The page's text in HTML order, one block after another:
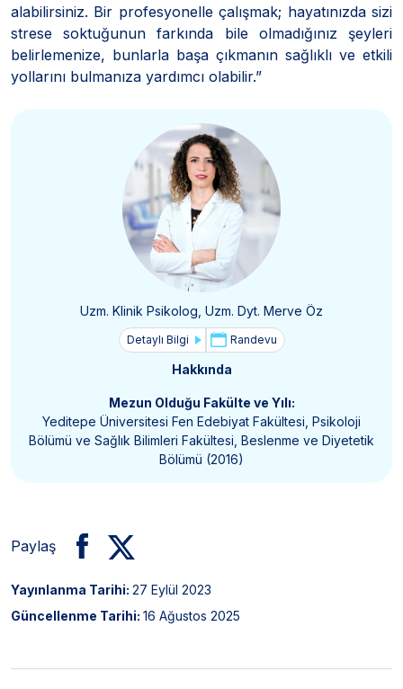
alabilirsiniz. Bir profesyonelle çalışmak; hayatınızda sizi
strese soktuğunun farkında bile olmadığınız şeyleri
belirlemenize, bunlarla başa çıkmanın sağlıklı ve etkili
yollarını bulmanıza yardımcı olabilir.”
Uzm. Klinik Psikolog, Uzm. Dyt. Merve Öz
Detaylı Bilgi Randevu
Hakkında
Mezun Olduğu Fakülte ve Yılı:
Yeditepe Üniversitesi Fen Edebiyat Fakültesi, Psikoloji
Bölümü ve Sağlık Bilimleri Fakültesi, Beslenme ve Diyetetik
Bölümü (2016)
Paylaş
Yayınlanma Tarihi: 27 Eylül 2023
Güncellenme Tarihi: 16 Ağustos 2025